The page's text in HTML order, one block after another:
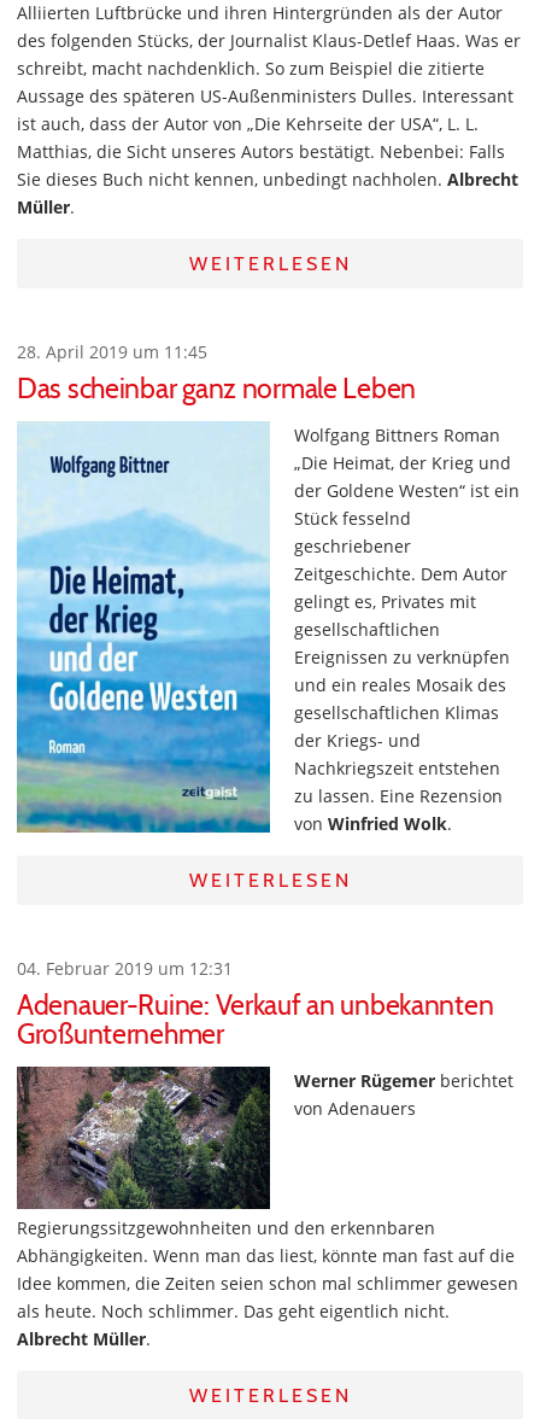
Alliierten Luftbrücke und ihren Hintergründen als der Autor
des folgenden Stücks, der Journalist Klaus-Detlef Haas. Was er
schreibt, macht nachdenklich. So zum Beispiel die zitierte
Aussage des späteren US-Außenministers Dulles. Interessant
ist auch, dass der Autor von „Die Kehrseite der USA“, L. L.
Matthias, die Sicht unseres Autors bestätigt. Nebenbei: Falls
Sie dieses Buch nicht kennen, unbedingt nachholen. Albrecht
Müller.
WEITERLESEN
28. April 2019 um 11:45
Das scheinbar ganz normale Leben
Wolfgang Bittners Roman
„Die Heimat, der Krieg und
der Goldene Westen“ ist ein
Stück fesselnd
geschriebener
Zeitgeschichte. Dem Autor
gelingt es, Privates mit
gesellschaftlichen
Ereignissen zu verknüpfen
und ein reales Mosaik des
gesellschaftlichen Klimas
der Kriegs- und
Nachkriegszeit entstehen
zu lassen. Eine Rezension
von Winfried Wolk.
WEITERLESEN
04. Februar 2019 um 12:31
Adenauer-Ruine: Verkauf an unbekannten
Großunternehmer
Werner Rügemer berichtet
von Adenauers
Regierungssitzgewohnheiten und den erkennbaren
Abhängigkeiten. Wenn man das liest, könnte man fast auf die
Idee kommen, die Zeiten seien schon mal schlimmer gewesen
als heute. Noch schlimmer. Das geht eigentlich nicht.
Albrecht Müller.
WEITERLESEN